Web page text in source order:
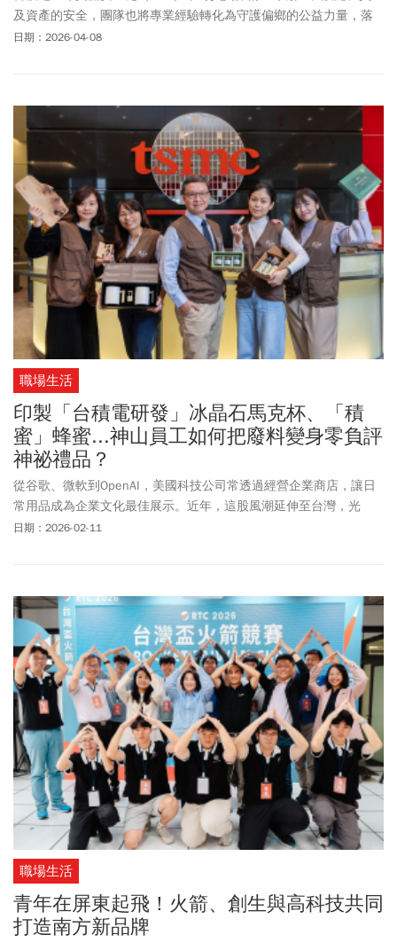
及資產的安全，團隊也將專業經驗轉化為守護偏鄉的公益力量，落
實防詐教育，從源頭築起第一道防線。
日期：2026-04-08
職場生活
印製「台積電研發」冰晶石馬克杯、「積
蜜」蜂蜜...神山員工如何把廢料變身零負評
神祕禮品？
從谷歌、微軟到OpenAI，美國科技公司常透過經營企業商店，讓日
常用品成為企業文化最佳展示。近年，這股風潮延伸至台灣，光
寶、鴻海、台積電等科技大廠，都開始結合自身文化與定位，依循
日期：2026-02-11
職場生活
青年在屏東起飛！火箭、創生與高科技共同
打造南方新品牌